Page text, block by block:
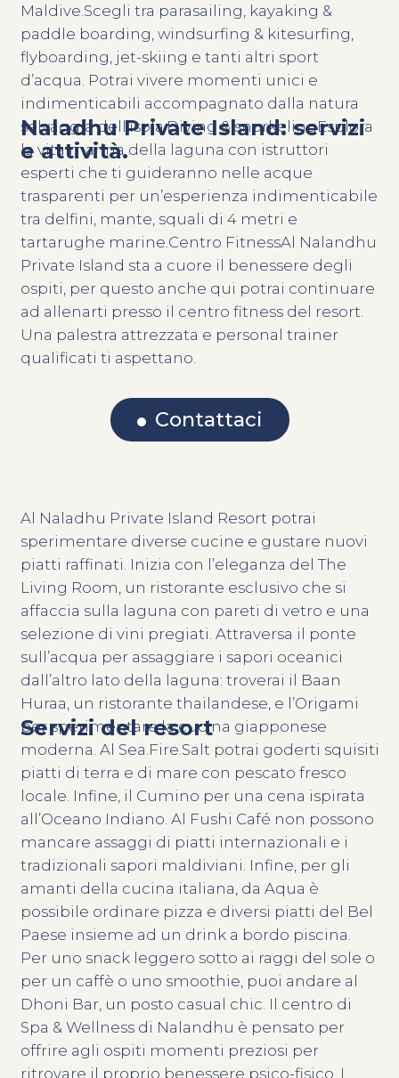
Naladhu Private Island: servizi
e attività.
Maldive.Scegli tra parasailing, kayaking &
paddle boarding, windsurfing & kitesurfing,
flyboarding, jet-skiing e tanti altri sport
d’acqua. Potrai vivere momenti unici e
indimenticabili accompagnato dalla natura
selvaggia dell’isola.Diving & snorkelingEsplora
la vita marina della laguna con istruttori
esperti che ti guideranno nelle acque
trasparenti per un’esperienza indimenticabile
tra delfini, mante, squali di 4 metri e
tartarughe marine.Centro FitnessAl Nalandhu
Private Island sta a cuore il benessere degli
ospiti, per questo anche qui potrai continuare
ad allenarti presso il centro fitness del resort.
Una palestra attrezzata e personal trainer
qualificati ti aspettano.
Contattaci
Servizi del resort
Al Naladhu Private Island Resort potrai
sperimentare diverse cucine e gustare nuovi
piatti raffinati. Inizia con l’eleganza del The
Living Room, un ristorante esclusivo che si
affaccia sulla laguna con pareti di vetro e una
selezione di vini pregiati. Attraversa il ponte
sull’acqua per assaggiare i sapori oceanici
dall’altro lato della laguna: troverai il Baan
Huraa, un ristorante thailandese, e l’Origami
per sperimentare la cucina giapponese
moderna. Al Sea.Fire.Salt potrai goderti squisiti
piatti di terra e di mare con pescato fresco
locale. Infine, il Cumino per una cena ispirata
all’Oceano Indiano. Al Fushi Café non possono
mancare assaggi di piatti internazionali e i
tradizionali sapori maldiviani. Infine, per gli
amanti della cucina italiana, da Aqua è
possibile ordinare pizza e diversi piatti del Bel
Paese insieme ad un drink a bordo piscina.
Per uno snack leggero sotto ai raggi del sole o
per un caffè o uno smoothie, puoi andare al
Dhoni Bar, un posto casual chic. Il centro di
Spa & Wellness di Nalandhu è pensato per
offrire agli ospiti momenti preziosi per
ritrovare il proprio benessere psico-fisico. I